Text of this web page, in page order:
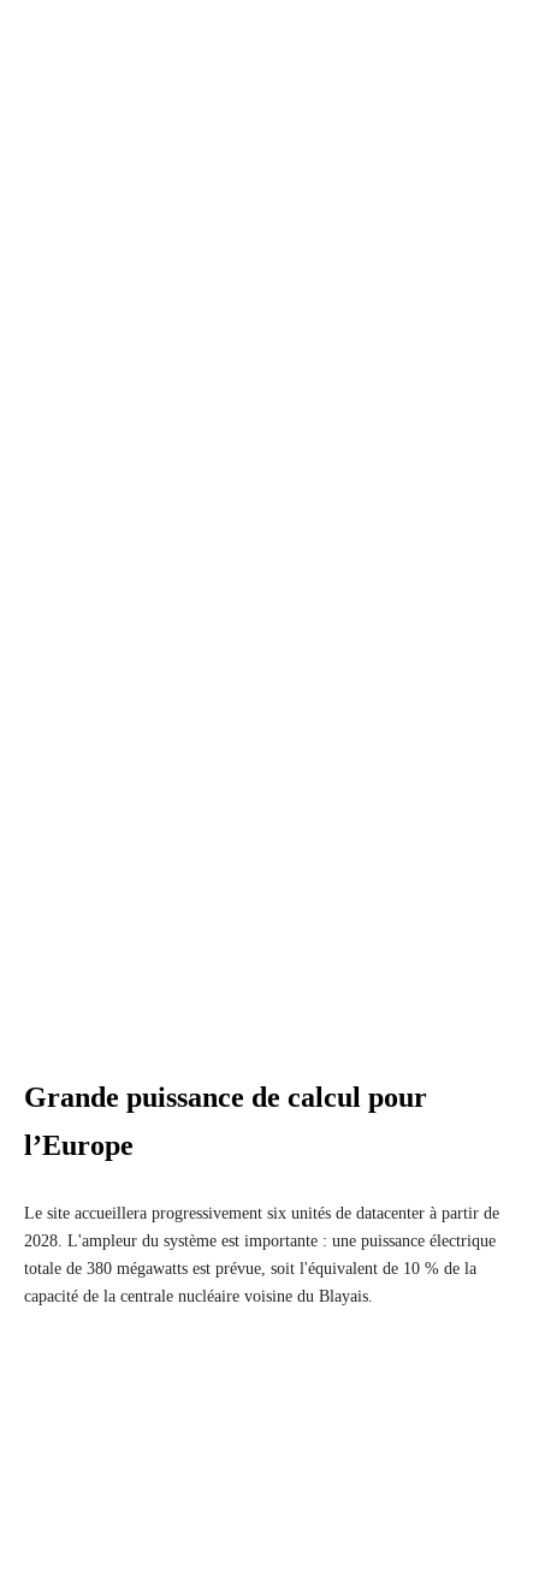
Grande puissance de calcul pour
l’Europe
Le site accueillera progressivement six unités de datacenter à partir de
2028. L'ampleur du système est importante : une puissance électrique
totale de 380 mégawatts est prévue, soit l'équivalent de 10 % de la
capacité de la centrale nucléaire voisine du Blayais.